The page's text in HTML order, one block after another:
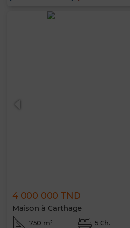
4 000 000 TND
Maison à Carthage
750 m² 5 Ch.